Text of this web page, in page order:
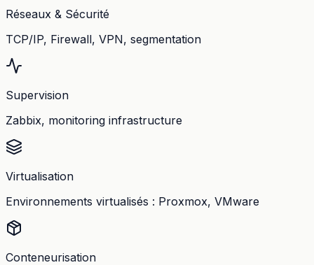
Réseaux & Sécurité
TCP/IP, Firewall, VPN, segmentation
Supervision
Zabbix, monitoring infrastructure
Virtualisation
Environnements virtualisés : Proxmox, VMware
Conteneurisation